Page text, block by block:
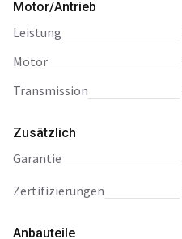
Motor/Antrieb
Leistung
Motor
Transmission
Zusätzlich
Garantie
Zertifizierungen
Anbauteile